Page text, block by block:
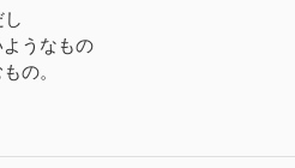
うなもの
の。